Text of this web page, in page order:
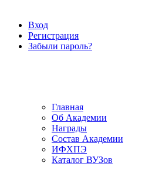
Вход
Регистрация
Забыли пароль?
Главная
Об Академии
Награды
Состав Академии
ИФХПЭ
Каталог ВУЗов